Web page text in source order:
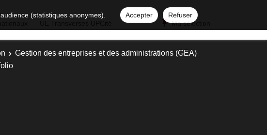
(statistiques anonymes). Accepter
Refuser
Ma sélection
Gestion des entreprises et des administrations (GEA)